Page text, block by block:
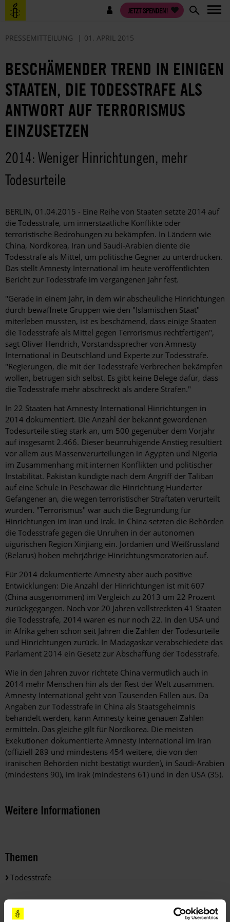
Direkt
zum
Benutzermenü JETZT SPENDEN!
PRESSEMITTEILUNG 01. APRIL 2015
BESCHÄMENDER TREND IN EINIGEN
STAATEN, DIE TODESSTRAFE ALS
ANTWORT AUF TERRORISMUS
EINZUSETZEN
2014: Weniger Hinrichtungen, mehr
Todesurteile
BERLIN, 01.04.2015 - Eine Reihe von Staaten setzte 2014 auf
die Todesstrafe, um innerstaatliche Konflikte oder
terroristische Bedrohungen zu bekämpfen. In Ländern wie
China, Nordkorea, Iran und Saudi-Arabien diente die
Todesstrafe als Mittel, um politische Gegner zu unterdrücken.
Das stellt Amnesty International im heute veröffentlichten
Bericht zur Todesstrafe im vergangenen Jahr fest.
"Gerade in einem Jahr, in dem wir abscheuliche Hinrichtungen
durch bewaffnete Gruppen wie den "Islamischen Staat"
miterleben mussten, ist es beschämend, dass einige Staaten
die Todesstrafe als Mittel gegen Terrorismus rechtfertigen",
sagt Oliver Hendrich, Vorstandssprecher von Amnesty
International in Deutschland und Experte zur Todesstrafe.
"Regierungen, die mit der Todesstrafe Verbrechen bekämpfen
wollen, betrügen sich selbst. Es gibt keine Belege dafür, dass
die Todesstrafe mehr abschreckt als andere Strafen."
In 22 Staaten hat Amnesty International Hinrichtungen in
2014 dokumentiert. Die Anzahl der bekannt gewordenen
Todesurteile stieg stark an, um 500 gegenüber dem Vorjahr
auf insgesamt 2.466. Dieser beunruhigende Anstieg resultiert
vor allem aus Massenverurteilungen in Ägypten und Nigeria
im Zusammenhang mit internen Konflikten und politischer
Instabilität. Pakistan kündigte nach dem Angriff der Taliban
auf eine Schule in Peschawar die Hinrichtung Hunderter
Gefangener an, die wegen terroristischer Straftaten verurteilt
wurden. "Terrorismus" war auch die Begründung für
Hinrichtungen im Iran und Irak. In China setzten die Behörden
die Todesstrafe gegen die Unruhen in der autonomen
uigurischen Region Xinjiang ein. Jordanien und Weißrussland
(Belarus) hoben mehrjährige Hinrichtungsmoratorien auf.
Für 2014 dokumentierte Amnesty aber auch positive
Entwicklungen: Die Anzahl der Hinrichtungen ist mit 607
(China ausgenommen) im Vergleich zu 2013 um 22 Prozent
zurückgegangen. Noch vor 20 Jahren vollstreckten 41 Staaten
die Todesstrafe, 2014 waren es nur noch 22. In den USA und
in Afrika gehen schon seit Jahren die Zahlen der Todesurteile
und Hinrichtungen zurück. In Madagaskar verabschiedete das
Parlament 2014 ein Gesetz zur Abschaffung der Todesstrafe.
Wie in den Jahren zuvor richtete China vermutlich auch in
2014 mehr Menschen hin als der Rest der Welt zusammen.
Amnesty International geht von Tausenden Fällen aus. Da
Angaben zur Todesstrafe in China als Staatsgeheimnis
behandelt werden, kann Amnesty keine genauen Zahlen
ermitteln. Das gleiche gilt für Nordkorea. Die meisten
Exekutionen dokumentierte Amnesty International im Iran
(offiziell 289 und mindestens 454 weitere, die von den
iranischen Behörden nicht bestätigt wurden), in Saudi-Arabien
(mindestens 90), im Irak (mindestens 61) und in den USA (35).
Weitere Informationen
Themen
Todesstrafe